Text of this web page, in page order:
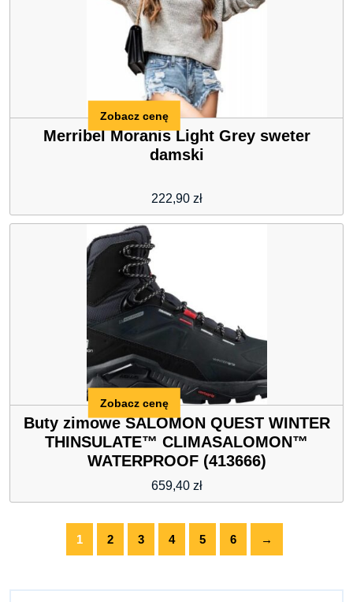
Merribel Moranis Light Grey sweter
damski
222,90 zł
Zobacz cenę
Buty zimowe SALOMON QUEST WINTER
THINSULATE™ CLIMASALOMON™
WATERPROOF (413666)
659,40 zł
Zobacz cenę
1 2 3 4 5 6 →